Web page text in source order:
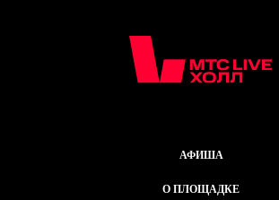
АФИША
О ПЛОЩАДКЕ